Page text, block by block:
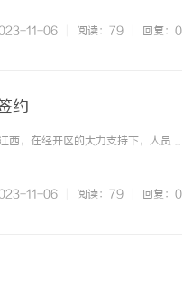
11-06 阅读：79 回复：0
约
西，在经开区的大力支持下，人员 ...
11-06 阅读：79 回复：0